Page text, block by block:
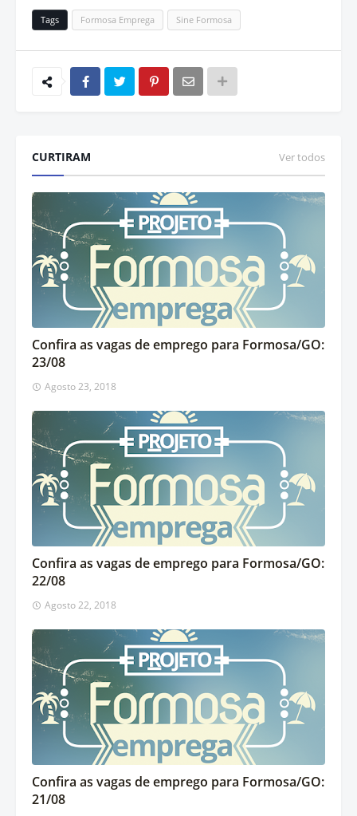
Tags Formosa Emprega Sine Formosa
CURTIRAM Ver todos
Confira as vagas de emprego para Formosa/GO:
23/08
Agosto 23, 2018
Confira as vagas de emprego para Formosa/GO:
22/08
Agosto 22, 2018
Confira as vagas de emprego para Formosa/GO:
21/08